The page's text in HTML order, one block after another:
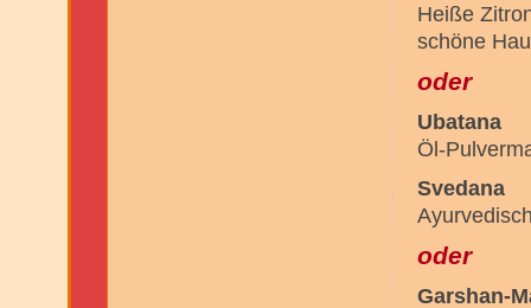
Heiße
schöne
oder
Ubatana
Öl-
Svedana
oder
Garshan-